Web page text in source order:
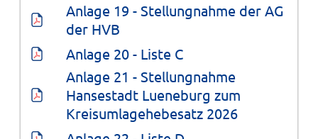
Anlage 19 - Stellungnahme der AG
der HVB
Anlage 20 - Liste C
Anlage 21 - Stellungnahme
Hansestadt Lueneburg zum
Kreisumlagehebesatz 2026